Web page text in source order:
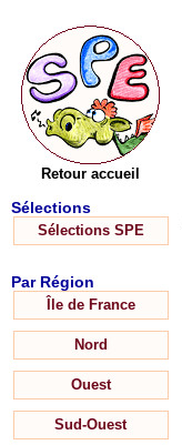
Retour accueil
Sélections
Sélections SPE
Par Région
Île de France
Nord
Ouest
Sud-Ouest